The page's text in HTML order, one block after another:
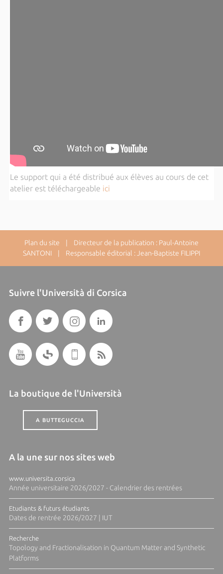
Le support qui a été distribué aux élèves au cours de cet
atelier est téléchargeable ici
Plan du site | Directeur de la publication : Paul-Antoine
SANTONI | Responsable éditorial : Jean-Baptiste FILIPPI
Suivre l'Università di Corsica
La boutique de l'Università
A BUTTEGUCCIA
A la une sur nos sites web
www.universita.corsica
Année universitaire 2026/2027 - Calendrier des rentrées
Etudiants & futurs étudiants
Dates de rentrée 2026/2027 | IUT
Recherche
Topology and Fractionalisation in Quantum Matter and Synthetic
Platforms